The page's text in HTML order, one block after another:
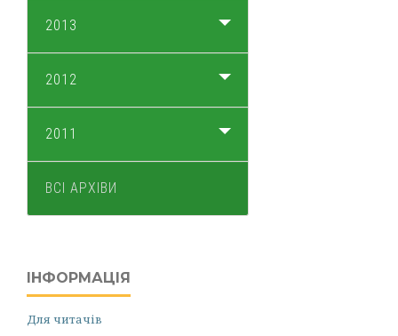
2013
2012
2011
ВСІ АРХІВИ
ІНФОРМАЦІЯ
Для читачів